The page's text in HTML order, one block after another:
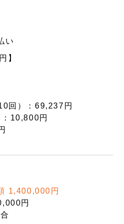
い
】
回）：69,237円
10,800円
1,400,000円
円